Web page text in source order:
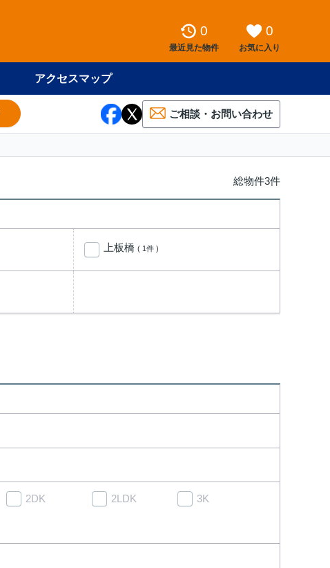
0
最近見た物件
0
お気に入り
アクセスマップ
ご相談・お問い合わせ
総物件3件
上板橋 ( 1件 )
2DK 2LDK 3K